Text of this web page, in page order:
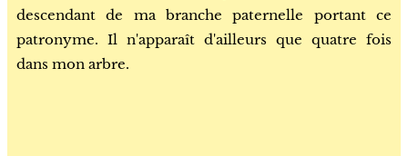
descendant de ma branche paternelle portant ce
patronyme. Il n'apparaît d'ailleurs que quatre fois
dans mon arbre.